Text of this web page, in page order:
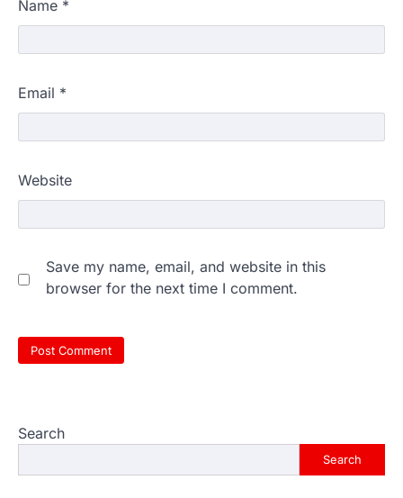
Name *
Email *
Website
Save my name, email, and website in this
browser for the next time I comment.
Search
Search